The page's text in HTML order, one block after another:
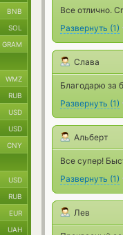
Все отлично.
Развернуть (1)
Слава
Благодарю за
Развернуть (1)
Альберт
Все супер!
Развернуть (1)
Лев
BNB
SOL
GRAM
WMZ
RUB
USD
USD
CNY
USD
RUB
EUR
UAH